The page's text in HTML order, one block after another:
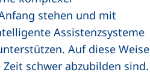
stehen und mit
Assistenzsysteme
Auf diese Weise
schwer abzubilden sind.